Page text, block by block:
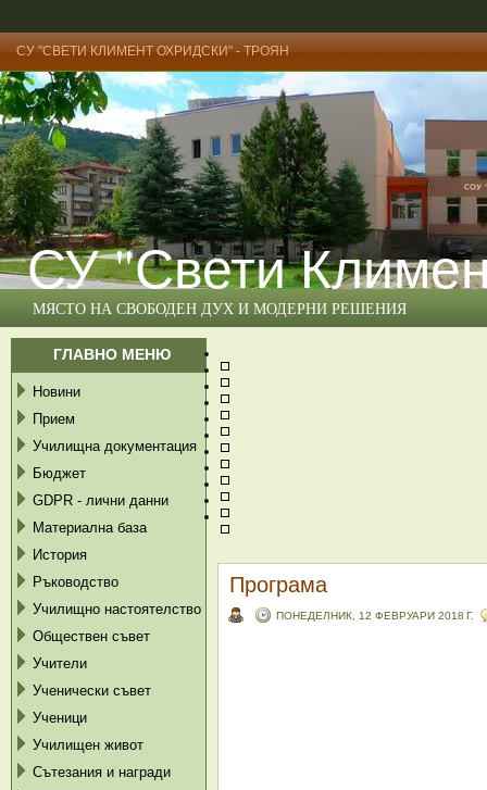
СУ "СВЕТИ КЛИМЕНТ ОХРИДСКИ" - ТРОЯН
СУ "Свети
МЯСТО НА СВОБОДЕН ДУХ И МОДЕРНИ РЕШЕНИЯ
ГЛАВНО МЕНЮ
Новини
Прием
Училищна документация
Бюджет
GDPR - лични данни
Материална база
История
Ръководство
Училищно настоятелство
Обществен съвет
Учители
Ученически съвет
Ученици
Училищен живот
Сътезания и награди
Програма
ПОНЕДЕЛНИК, 12 ФЕВРУАРИ 2018 Г.